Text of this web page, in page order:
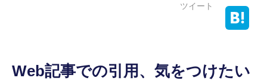
料金プラン
ツイート
Web記事での引用、気をつけたい